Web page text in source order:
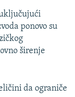
ponovo su
širenje
da ograniče